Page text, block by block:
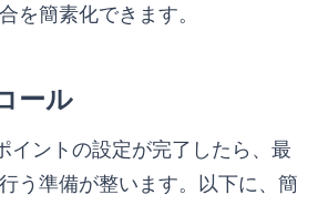
を簡素化できます。
ール
イントの設定が完了したら、最
う準備が整います。以下に、簡